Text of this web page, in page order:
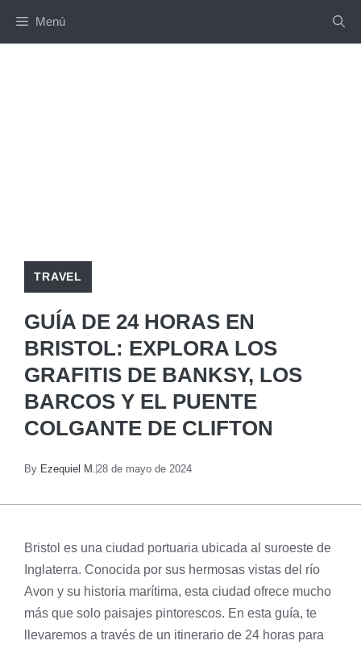
Menú
TRAVEL
GUÍA DE 24 HORAS EN
BRISTOL: EXPLORA LOS
GRAFITIS DE BANKSY, LOS
BARCOS Y EL PUENTE
COLGANTE DE CLIFTON
By Ezequiel M.28 de mayo de 2024
Bristol es una ciudad portuaria ubicada al suroeste de
Inglaterra. Conocida por sus hermosas vistas del río
Avon y su historia marítima, esta ciudad ofrece mucho
más que solo paisajes pintorescos. En esta guía, te
llevaremos a través de un itinerario de 24 horas para